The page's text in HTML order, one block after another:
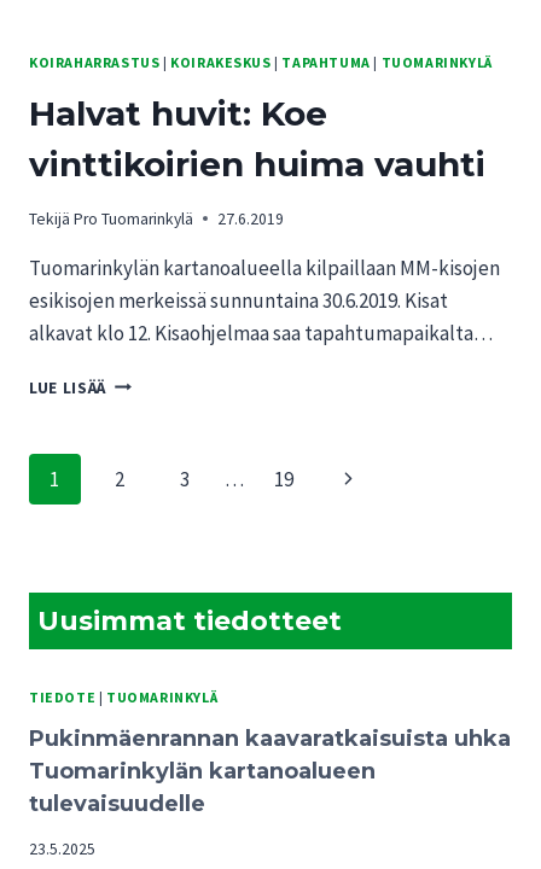
KUPEESSA
ALUE,
TEITÄ
SAA
ASVALTOIDA
LAINKAAN:
”ON
KUIN
MAASEUTU
TIPUTETTU
KOIRAHARRASTUS | KOIRAKESKUS | TAPAHTUMA | TUOMARINKYLÄ
Halvat huvit: Koe
vinttikoirien huima vauhti
Tekijä Pro Tuomarinkylä 27.6.2019
Tuomarinkylän kartanoalueella kilpaillaan MM-kisojen
esikisojen merkeissä sunnuntaina 30.6.2019. Kisat
alkavat klo 12. Kisaohjelmaa saa tapahtumapaikalta…
LUE LISÄÄ HALVAT
HUIMA
Sivunavigointi
1 2 3 … 19
Seuraava
Uusimmat tiedotteet
TIEDOTE | TUOMARINKYLÄ
Pukinmäenrannan kaavaratkaisuista uhka
Tuomarinkylän kartanoalueen
tulevaisuudelle
23.5.2025